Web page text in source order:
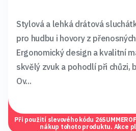
Stylová a lehká drátová
pro hudbu i hovory z
Ergonomický design a kvalitní
skvělý zvuk a pohodlí při chůzi,
Ov...
Při použití slevového kódu
nákup tohoto produktu. Akce